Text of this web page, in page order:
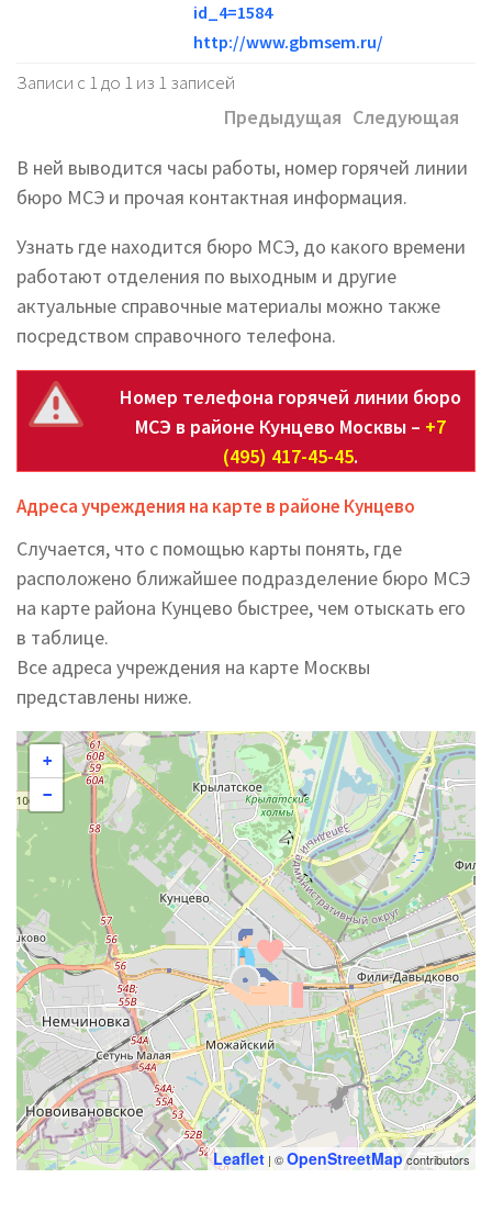
id_4=1584
http://www.gbmsem.ru/
Записи с 1 до 1 из 1 записей
Предыдущая Следующая
В ней выводится часы работы, номер горячей линии
бюро МСЭ и прочая контактная информация.
Узнать где находится бюро МСЭ, до какого времени
работают отделения по выходным и другие
актуальные справочные материалы можно также
посредством справочного телефона.
Номер телефона горячей линии бюро
МСЭ в районе Кунцево Москвы – +7
(495) 417-45-45.
Адреса учреждения на карте в районе Кунцево
Случается, что с помощью карты понять, где
расположено ближайшее подразделение бюро МСЭ
на карте района Кунцево быстрее, чем отыскать его
в таблице.
Все адреса учреждения на карте Москвы
представлены ниже.
+
−
Leaflet| ©OpenStreetMapcontributors